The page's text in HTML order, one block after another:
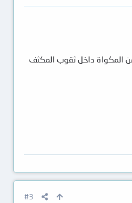
سن المكواة داخل ثقوب المكثف
#3